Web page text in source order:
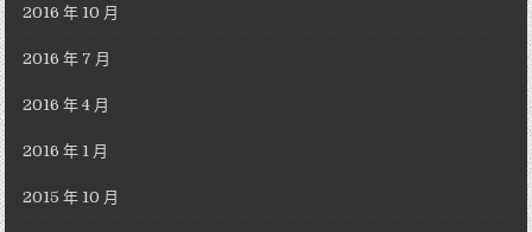
2016 年 10 月
2016 年 7 月
2016 年 4 月
2016 年 1 月
2015 年 10 月